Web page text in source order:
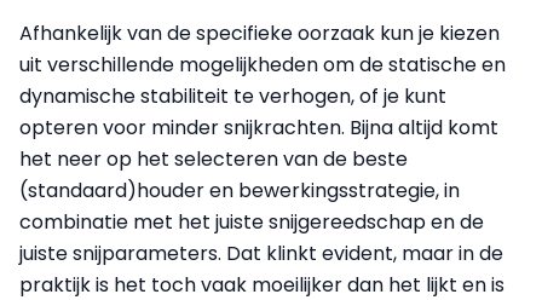
Afhankelijk van de specifieke oorzaak kun je kiezen
uit verschillende mogelijkheden om de statische en
dynamische stabiliteit te verhogen, of je kunt
opteren voor minder snijkrachten. Bijna altijd komt
het neer op het selecteren van de beste
(standaard)houder en bewerkingsstrategie, in
combinatie met het juiste snijgereedschap en de
juiste snijparameters. Dat klinkt evident, maar in de
praktijk is het toch vaak moeilijker dan het lijkt en is